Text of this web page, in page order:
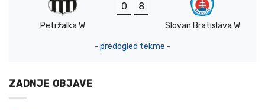
Petržalka W
0 8
Slovan Bratislava W
- predogled tekme -
ZADNJE OBJAVE